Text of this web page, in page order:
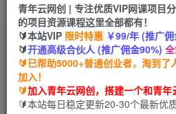
首页 创业课程 会员专属 正文
（6647期）最新冷门游戏搬
也可以月入过万（附教程+
青年云网创
2年前发布
青年云网创 | 专注优质VIP网课项目
的项目资源课程这里全部都有！
🔰本站VIP 限时特惠 ￥99/年 (推广
🔰开通高级合伙人 (推广佣金90%)
🔰已帮助5000+普通创业者，淘到了
加入！
🔰加入青年云网创，搭建一个和青
🔰本站每日稳定更新20-30个最新优